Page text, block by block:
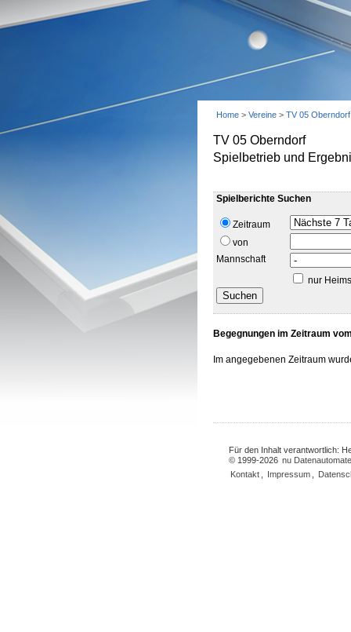
Home > Vereine > TV 05 Oberndorf
TV 05 Oberndorf
Spielbetrieb und
Spielberichte Suchen
Zeitraum
von
Mannschaft
nur
Begegnungen im Zeitraum
Im angegebenen Zeitraum
Für den Inhalt verantwortlich:
© 1999-2026 nu
Kontakt
Impressum